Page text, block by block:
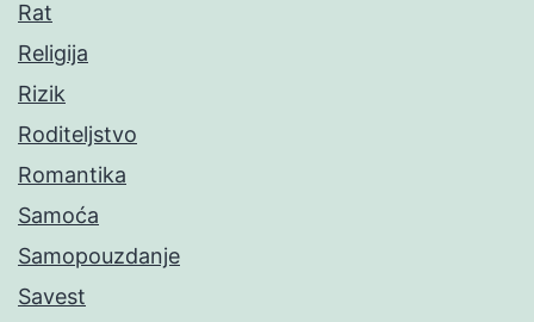
Rat
Religija
Rizik
Roditeljstvo
Romantika
Samoća
Samopouzdanje
Savest